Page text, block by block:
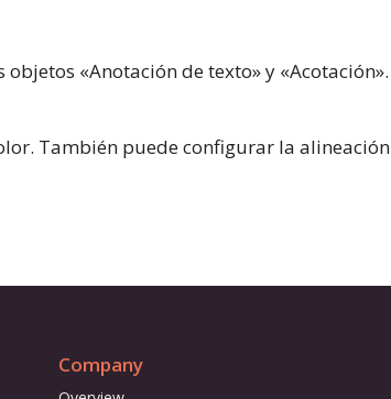
«Anotación de texto» y «Acotación».
También puede configurar la alineación
Company